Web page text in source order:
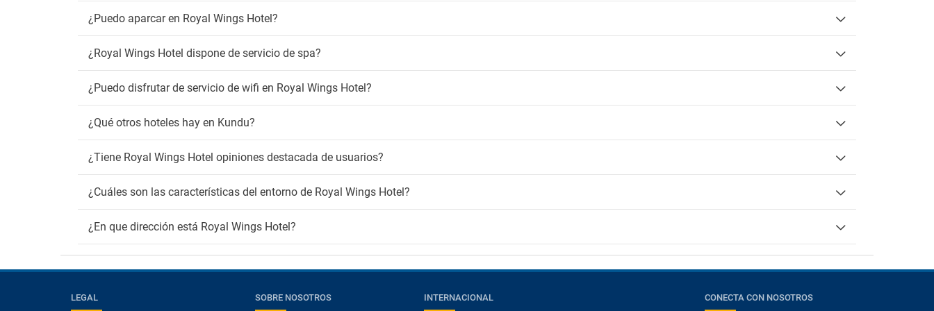
Wifi gratis
Cuna
Parque de atracciones
discapacidad
¿Puedo aparcar en Royal Wings Hotel?
¿Royal Wings Hotel dispone de servicio de spa?
¿Puedo disfrutar de servicio de wifi en Royal Wings Hotel?
¿Qué otros hoteles hay en Kundu?
¿Tiene Royal Wings Hotel opiniones destacada de usuarios?
¿Cuáles son las características del entorno de Royal Wings Hotel?
¿En que dirección está Royal Wings Hotel?
LEGAL SOBRE NOSOTROS INTERNACIONAL CONECTA CON NOSOTROS